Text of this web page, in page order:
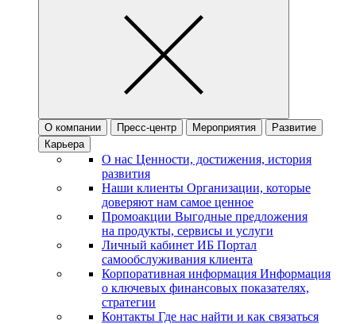
О компании Пресс-центр Мероприятия
Развитие
Карьера
О нас Ценности, достижения, история
развития
Наши клиенты Организации, которые
доверяют нам самое ценное
Промоакции Выгодные предложения
на продукты, сервисы и услуги
Личный кабинет ИБ Портал
самообслуживания клиента
Корпоративная информация Информация
о ключевых финансовых показателях,
стратегии
Контакты Где нас найти и как связаться